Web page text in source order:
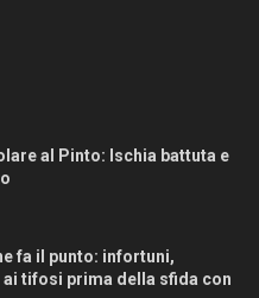
al Pinto: Ischia battuta e
fa il punto: infortuni,
tifosi prima della sfida con